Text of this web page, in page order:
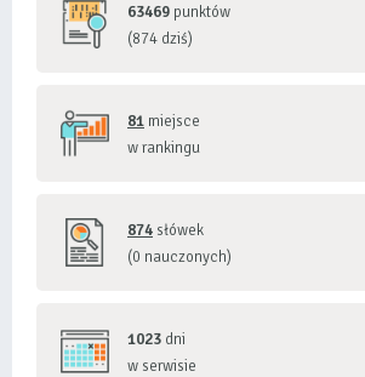
63469 punktów
(874 dziś)
81 miejsce
w rankingu
874 słówek
(0 nauczonych)
1023 dni
w serwisie